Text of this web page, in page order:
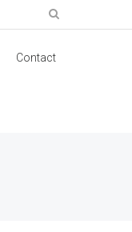
Contact